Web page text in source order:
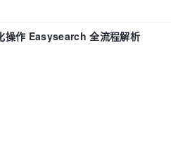
操作 Easysearch 全流程解析